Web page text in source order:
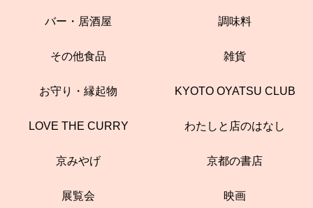
バー・居酒屋 調味料
その他食品 雑貨
お守り・縁起物 KYOTO OYATSU CLUB
LOVE THE CURRY わたしと店のはなし
京みやげ 京都の書店
展覧会 映画